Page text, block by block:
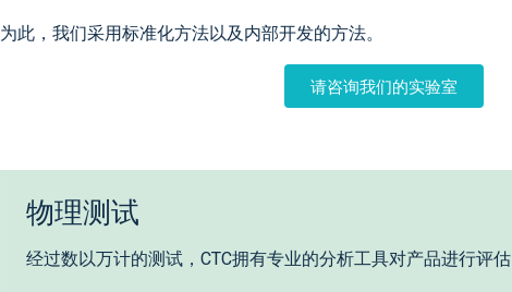
为此，我们采用标准化方法以及内部开发的方法。
请咨询我们的实验室
物理测试
经过数以万计的测试，CTC拥有专业的分析工具对产品进行评估